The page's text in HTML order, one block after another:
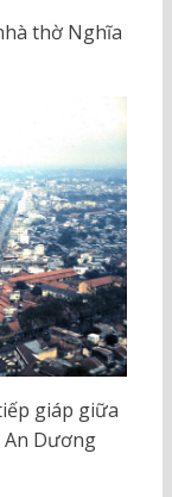
thờ Nghĩa
giáp giữa
An Dương